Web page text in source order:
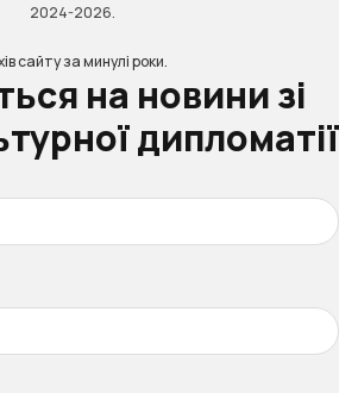
2024-2026.
сайту за минулі роки.
на новини зі
дипломатії